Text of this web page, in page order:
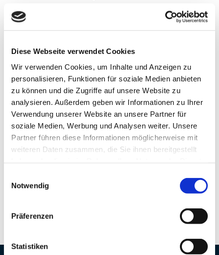
Diese Webseite verwendet Cookies
Wir verwenden Cookies, um Inhalte und Anzeigen zu
personalisieren, Funktionen für soziale Medien anbieten
zu können und die Zugriffe auf unsere Website zu
analysieren. Außerdem geben wir Informationen zu Ihrer
Verwendung unserer Website an unsere Partner für
soziale Medien, Werbung und Analysen weiter. Unsere
Partner führen diese Informationen möglicherweise mit
weiteren Daten zusammen, die Sie ihnen bereitgestellt
Notwendig
Präferenzen
Statistiken
Atemwegsinfektionen ist bekannt. Nun
solchen Zusammenhang zwischen
schlechter Versorgung mit Vitamin D
und dem Schweregrad von COVID-19
Infektionen hindeuten. Um dies
genauer
Learn more